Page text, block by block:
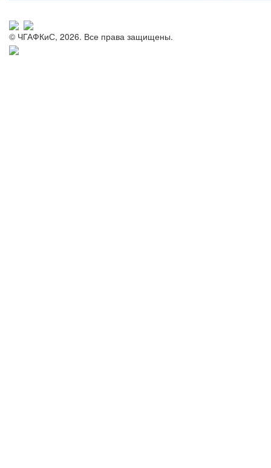
© ЧГАФКиС, 2026. Все права защищены.